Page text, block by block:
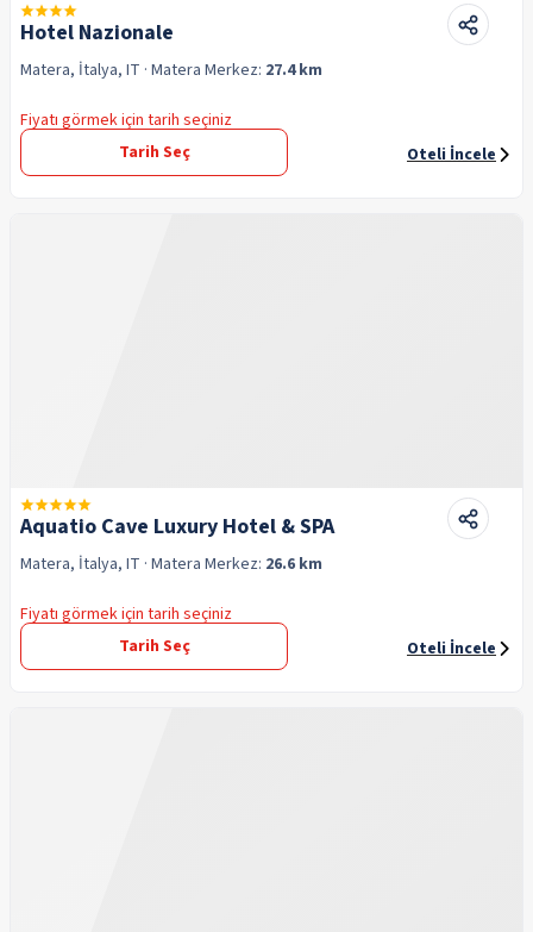
Hotel Nazionale
Matera, İtalya, IT · Matera Merkez: 27.4 km
Fiyatı görmek için tarih seçiniz
Tarih Seç
Oteli İncele
Aquatio Cave Luxury Hotel & SPA
Matera, İtalya, IT · Matera Merkez: 26.6 km
Fiyatı görmek için tarih seçiniz
Tarih Seç
Oteli İncele